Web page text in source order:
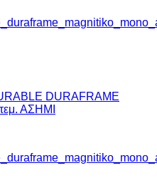
DURAFRAME
ΑΣΗΜΙ